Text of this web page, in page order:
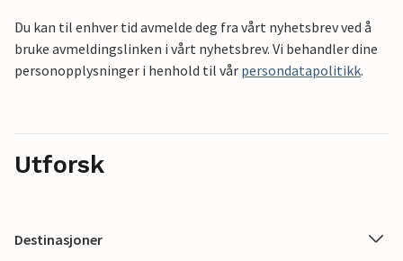
Du kan til enhver tid avmelde deg fra vårt nyhetsbrev ved å
bruke avmeldingslinken i vårt nyhetsbrev. Vi behandler dine
personopplysninger i henhold til vår persondatapolitikk.
Utforsk
Destinasjoner